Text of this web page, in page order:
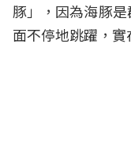
豚」，因為海豚
面不停地跳躍，實